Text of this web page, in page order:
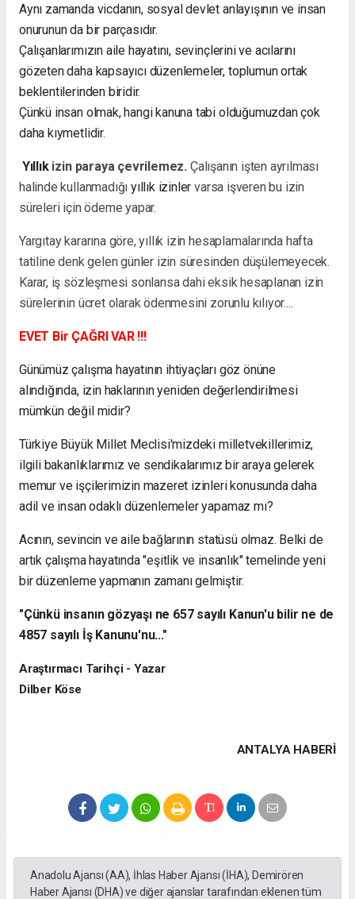
Aynı zamanda vicdanın, sosyal devlet anlayışının ve insan
onurunun da bir parçasıdır.
Çalışanlarımızın aile hayatını, sevinçlerini ve acılarını
gözeten daha kapsayıcı düzenlemeler, toplumun ortak
beklentilerinden biridir.
Çünkü insan olmak, hangi kanuna tabi olduğumuzdan çok
daha kıymetlidir.
Yıllıkizin paraya çevrilemez. Çalışanın işten ayrılması
halinde kullanmadığı yıllık izinler varsa işveren bu izin
süreleri için ödeme yapar.
Yargıtay kararına göre, yıllık izin hesaplamalarında hafta
tatiline denk gelen günler izin süresinden düşülemeyecek.
Karar, iş sözleşmesi sonlansa dahi eksik hesaplanan izin
sürelerinin ücret olarak ödenmesini zorunlu kılıyor....
EVET Bir ÇAĞRI VAR !!!
Günümüz çalışma hayatının ihtiyaçları göz önüne
alındığında, izin haklarının yeniden değerlendirilmesi
mümkün değil midir?
Türkiye Büyük Millet Meclisi'mizdeki milletvekillerimiz,
ilgili bakanlıklarımız ve sendikalarımız bir araya gelerek
memur ve işçilerimizin mazeret izinleri konusunda daha
adil ve insan odaklı düzenlemeler yapamaz mı?
Acının, sevincin ve aile bağlarının statüsü olmaz. Belki de
artık çalışma hayatında "eşitlik ve insanlık" temelinde yeni
bir düzenleme yapmanın zamanı gelmiştir.
"Çünkü insanın gözyaşı ne 657 sayılı Kanun'u bilir ne de
4857 sayılı İş Kanunu'nu..."
Araştırmacı Tarihçi - Yazar
Dilber Köse
ANTALYA HABERİ
Anadolu Ajansı (AA), İhlas Haber Ajansı (İHA), Demirören
Haber Ajansı (DHA) ve diğer ajanslar tarafından eklenen tüm